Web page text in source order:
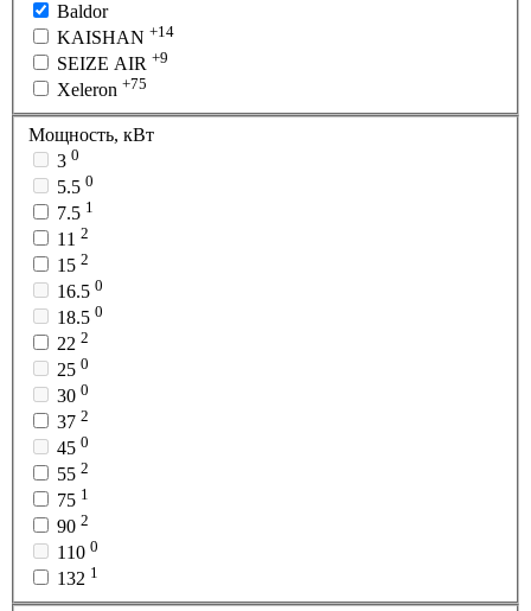
Baldor
KAISHAN +14
SEIZE AIR +9
Xeleron +75
Мощность, кВт
3 0
5.5 0
7.5 1
11 2
15 2
16.5 0
18.5 0
22 2
25 0
30 0
37 2
45 0
55 2
75 1
90 2
110 0
132 1